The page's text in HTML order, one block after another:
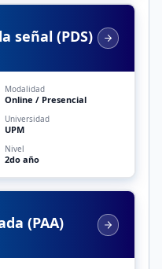
señal (PDS)
Modalidad
Online / Presencial
Universidad
UPM
Nivel
2do año
(PAA)